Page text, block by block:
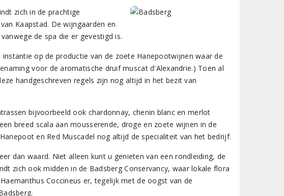
zich in de prachtige
Kaapstad. De wijngaarden en
de spa die er gevestigd is.
op de productie van de zoete Hanepootwijnen waar de
voor de aromatische druif muscat d'Alexandrie.) Toen al
handgeschreven regels zijn nog altijd in het bezit van
bijvoorbeeld ook chardonnay, chenin blanc en merlot
breed scala aan mousserende, droge en zoete wijnen in de
en Red Muscadel nog altijd de specialiteit van het bedrijf.
dan waard. Niet alleen kunt u genieten van een rondleiding, de
zich ook midden in de Badsberg Conservancy, waar lokale flora
Coccineus er, tegelijk met de oogst van de